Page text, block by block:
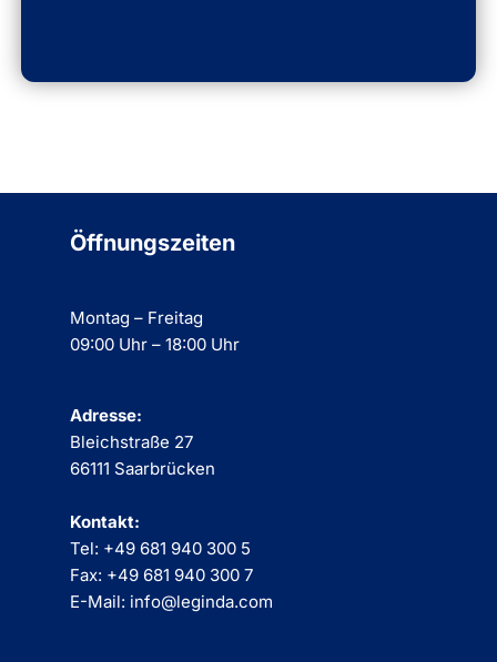
Öffnungszeiten
Montag – Freitag
09:00 Uhr – 18:00 Uhr
Adresse:
Bleichstraße 27
66111 Saarbrücken
Kontakt:
Tel: +49 681 940 300 5
Fax: +49 681 940 300 7
E-Mail: info@leginda.com